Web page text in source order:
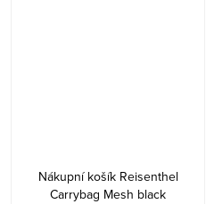
Nákupní košík Reisenthel
Carrybag Mesh black